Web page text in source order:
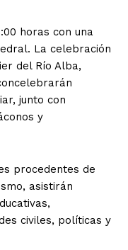
horas con una
La celebración
del Río Alba,
junto con
y
procedentes de
asistirán
civiles, políticas y